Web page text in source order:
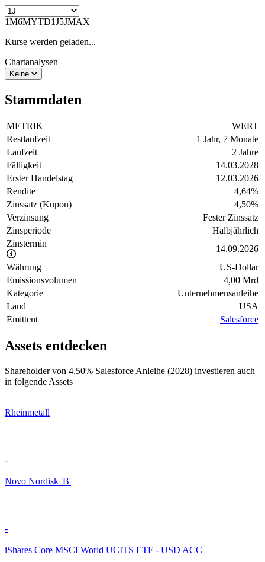
1M6MYTD1J5JMAX
Kurse werden geladen...
Chartanalysen
Keine
Stammdaten
METRIK
WERT
Restlaufzeit
1 Jahr, 7 Monate
Laufzeit
2 Jahre
Fälligkeit
14.03.2028
Erster Handelstag
12.03.2026
Rendite
4,64%
Zinssatz (Kupon)
4,50%
Verzinsung
Fester Zinssatz
Zinsperiode
Halbjährlich
Zinstermin
14.09.2026
Währung
US-Dollar
Emissionsvolumen
4,00 Mrd
Kategorie
Unternehmensanleihe
Land
USA
Emittent
Salesforce
Assets entdecken
Shareholder von 4,50% Salesforce Anleihe (2028) investieren auch
in folgende Assets
Rheinmetall
-
Novo Nordisk 'B'
-
iShares Core MSCI World UCITS ETF - USD ACC